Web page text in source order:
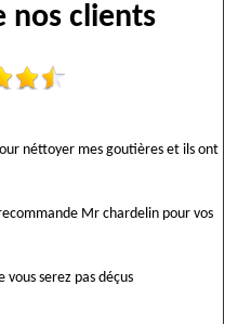
nos clients
néttoyer mes goutières et ils ont
Mr chardelin pour vos
serez pas déçus